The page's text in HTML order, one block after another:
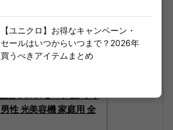
ンで69,800円 → 45,370
！5/27～5/31】＜
Air 10 Max IPL 光美容器
イク 脱毛器 脱毛 サフ
能 USHRモード 顔 ワキ
性 光美容機 家庭用 全
【ユニクロ】お得なキャンペーン・
セールはいつからいつまで？2026年
買うべきアイテムまとめ